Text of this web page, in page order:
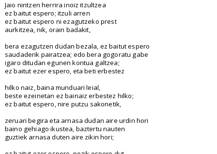
Jaio nintzen herrira inoiz itzultzea
ez baitut espero; itzuli arren
ez baitut espero ni ezagutzeko prest
aurkitzea, nik, orain badakit,
bera ezagutzen dudan bezala, ez baitut espero
saudaderik pairatzea; edo bera gogoratu gabe
igaro ditudan egunen kontua galtzea;
ez baitut ezer espero, eta beti erbestez
hilko naiz, baina munduari leial,
beste ezeinetan ez bainaiz erbestez hilko;
ez baitut espero, nire putzu sakonetik,
zeruari begira eta arnasa dudan aire urdin hori
baino gehiago ikustea, baztertu nauten
guztiek arnasa duten aire zikin hori;